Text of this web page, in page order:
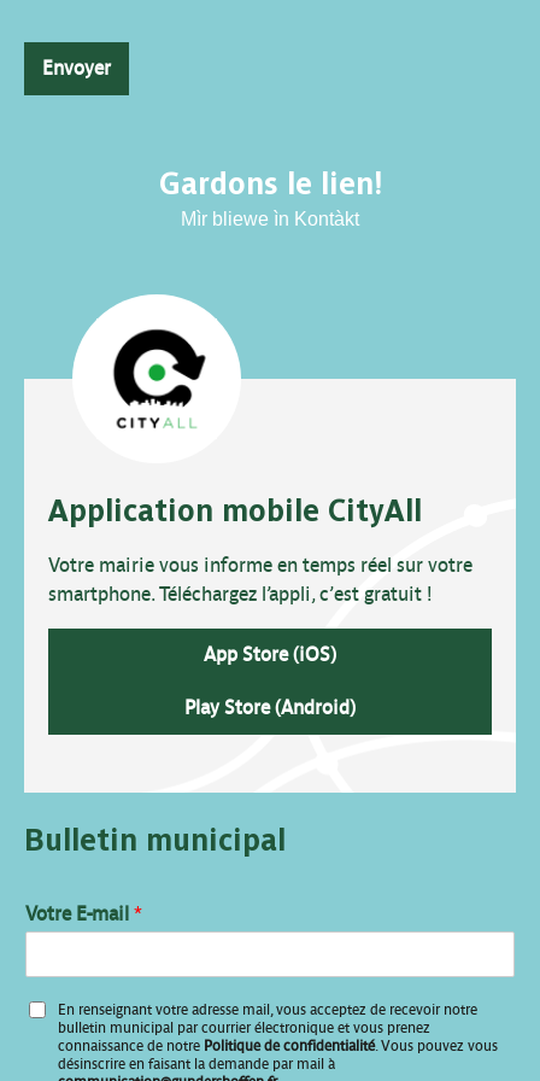
Envoyer
Gardons le lien!
Mìr bliewe ìn Kontàkt
Application mobile CityAll
Votre mairie vous informe en temps réel sur votre
smartphone. Téléchargez l’appli, c’est gratuit !
App Store (iOS)
Play Store (Android)
Bulletin municipal
V
o
r
e
*
Votre E-mail *
En renseignant votre adresse mail, vous acceptez de recevoir notre
bulletin municipal par courrier électronique et vous prenez
connaissance de notre Politique de confidentialité. Vous pouvez vous
désinscrire en faisant la demande par mail à